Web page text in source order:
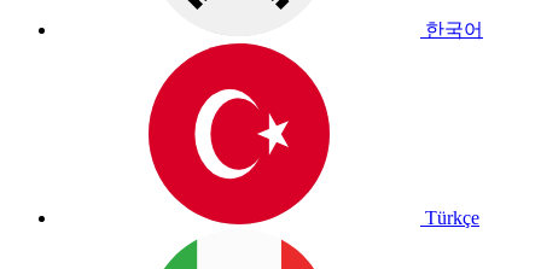
한국어
Türkçe